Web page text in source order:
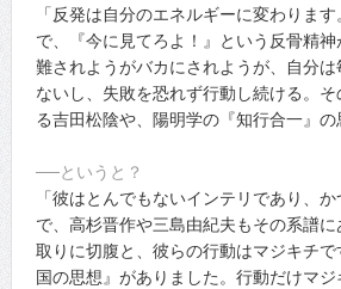
「反発は自分のエネルギーに変わりま
で、『今に見てろよ！』という反骨精
難されようがバカにされようが、自分
ないし、失敗を恐れず行動し続ける。
る吉田松陰や、陽明学の『知行合一』の
──というと？
「彼はとんでもないインテリであり、
で、高杉晋作や三島由紀夫もその系譜
取りに切腹と、彼らの行動はマジキチ
国の思想』がありました。行動だけマ